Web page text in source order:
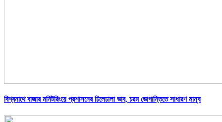
বিশ্বনাথে বাজার মনিটরিংয়ে প্রশাসনের ঢিলেঢালা ভাব, চরম ভোগান্তিতে সাধারণ মানুষ